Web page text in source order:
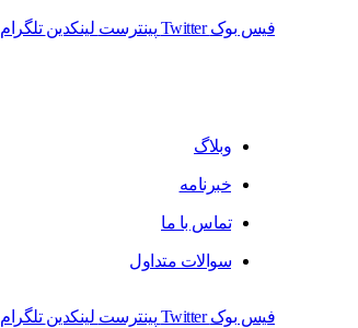
فیس بوک Twitter پینترست لینکدین تلگرام
وبلاگ
خبرنامه
تماس با ما
سوالات متداول
فیس بوک Twitter پینترست لینکدین تلگرام